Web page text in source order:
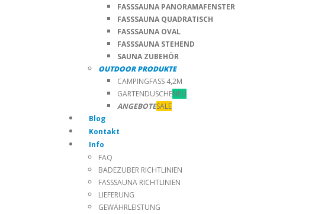
FASSSAUNA PANORAMAFENSTER
FASSSAUNA QUADRATISCH
FASSSAUNA OVAL
FASSSAUNA STEHEND
SAUNA ZUBEHÖR
OUTDOOR PRODUKTE
CAMPINGFASS 4,2M
GARTENDUSCHENEU
ANGEBOTESALE
Blog
Kontakt
Info
FAQ
BADEZUBER RICHTLINIEN
FASSSAUNA RICHTLINIEN
LIEFERUNG
GEWÄHRLEISTUNG